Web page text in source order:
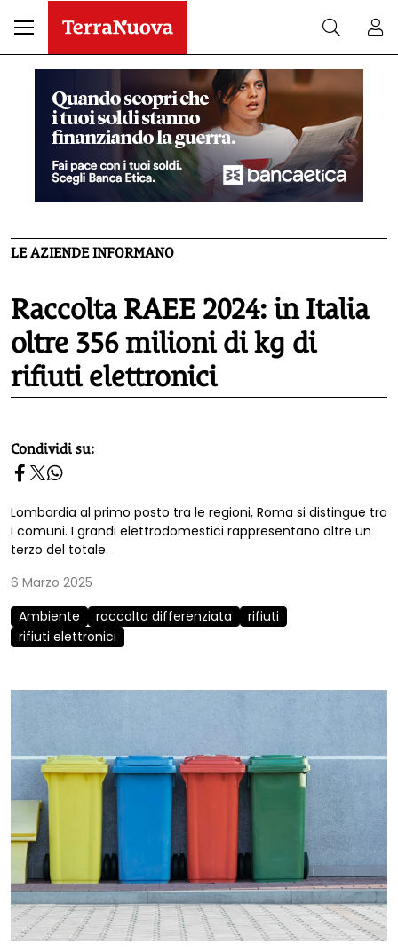
LE AZIENDE INFORMANO
Raccolta RAEE 2024: in Italia
oltre 356 milioni di kg di
rifiuti elettronici
homepage h2
Condividi su:
Lombardia al primo posto tra le regioni, Roma si distingue tra
i comuni. I grandi elettrodomestici rappresentano oltre un
terzo del totale.
6 Marzo 2025
Ambiente
raccolta differenziata
rifiuti
rifiuti elettronici